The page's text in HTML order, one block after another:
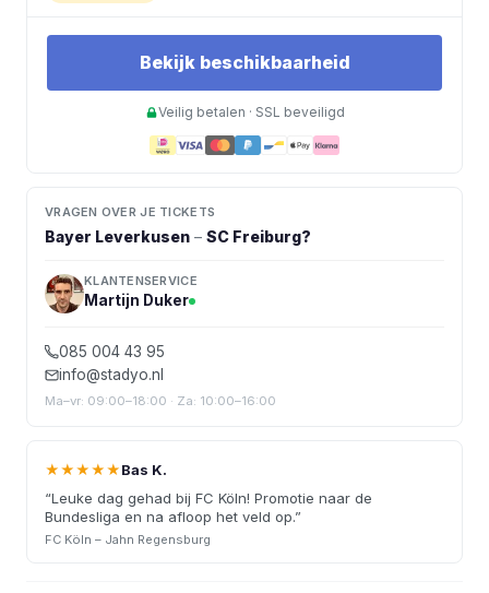
Bekijk beschikbaarheid
Veilig betalen · SSL beveiligd
VRAGEN OVER JE TICKETS
Bayer Leverkusen – SC Freiburg?
KLANTENSERVICE
Martijn Duker
085 004 43 95
info@stadyo.nl
Ma–vr: 09:00–18:00 · Za: 10:00–16:00
★★★★★Bas K.
“Leuke dag gehad bij FC Köln! Promotie naar de
Bundesliga en na afloop het veld op.”
FC Köln – Jahn Regensburg